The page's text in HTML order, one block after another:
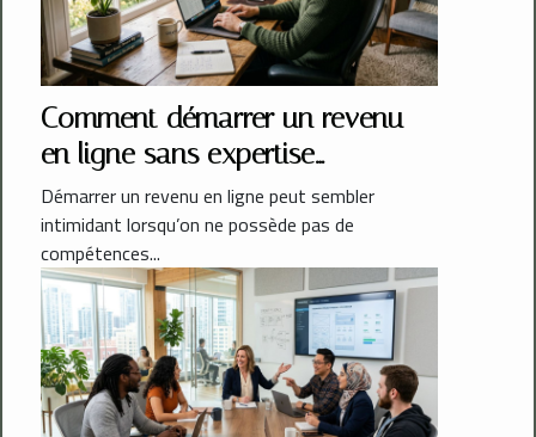
Comment démarrer un revenu
en ligne sans expertise
technique ?
Démarrer un revenu en ligne peut sembler
intimidant lorsqu’on ne possède pas de
compétences...